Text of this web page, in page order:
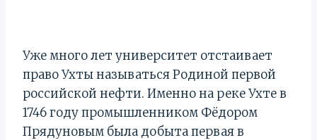
Уже много лет университет отстаивает
право Ухты называться Родиной первой
российской нефти. Именно на реке Ухте в
1746 году промышленником Фёдором
Прядуновым была добыта первая в